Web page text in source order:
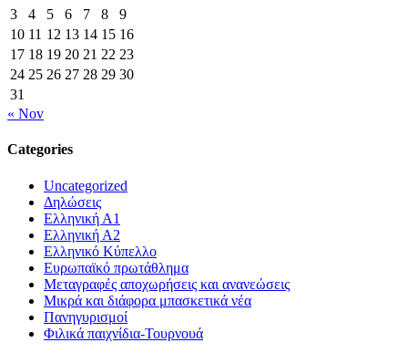
3
4 5 6 7 8
9
10 11 12 13 14 15 16
17 18 19 20 21 22 23
24 25 26 27 28 29 30
31
« Nov
Categories
Uncategorized
Δηλώσεις
Ελληνική Α1
Ελληνική Α2
Ελληνικό Κύπελλο
Ευρωπαϊκό πρωτάθλημα
Μεταγραφές αποχωρήσεις και ανανεώσεις
Μικρά και διάφορα μπασκετικά νέα
Πανηγυρισμοί
Φιλικά παιχνίδια-Τουρνουά